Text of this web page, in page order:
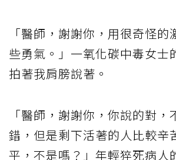
「醫師，謝謝你，用很奇怪
些勇氣。」一氧化碳中毒女士
拍著我肩膀說著。
「醫師，謝謝你，你說的對，
錯，但是剩下活著的人比較辛
平，不是嗎？」年輕猝死病人